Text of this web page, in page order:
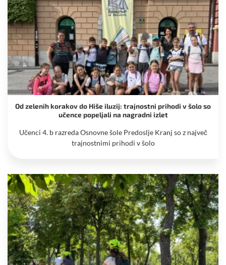
Od zelenih korakov do Hiše iluzij: trajnostni prihodi v šolo so
učence popeljali na nagradni izlet
Učenci 4. b razreda Osnovne šole Predoslje Kranj so z največ
trajnostnimi prihodi v šolo